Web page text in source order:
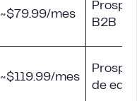
~$79.99/mes
B2B
~$119.99/mes
de